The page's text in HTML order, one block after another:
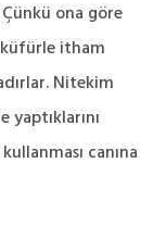
ona göre
itham
Nitekim
canına